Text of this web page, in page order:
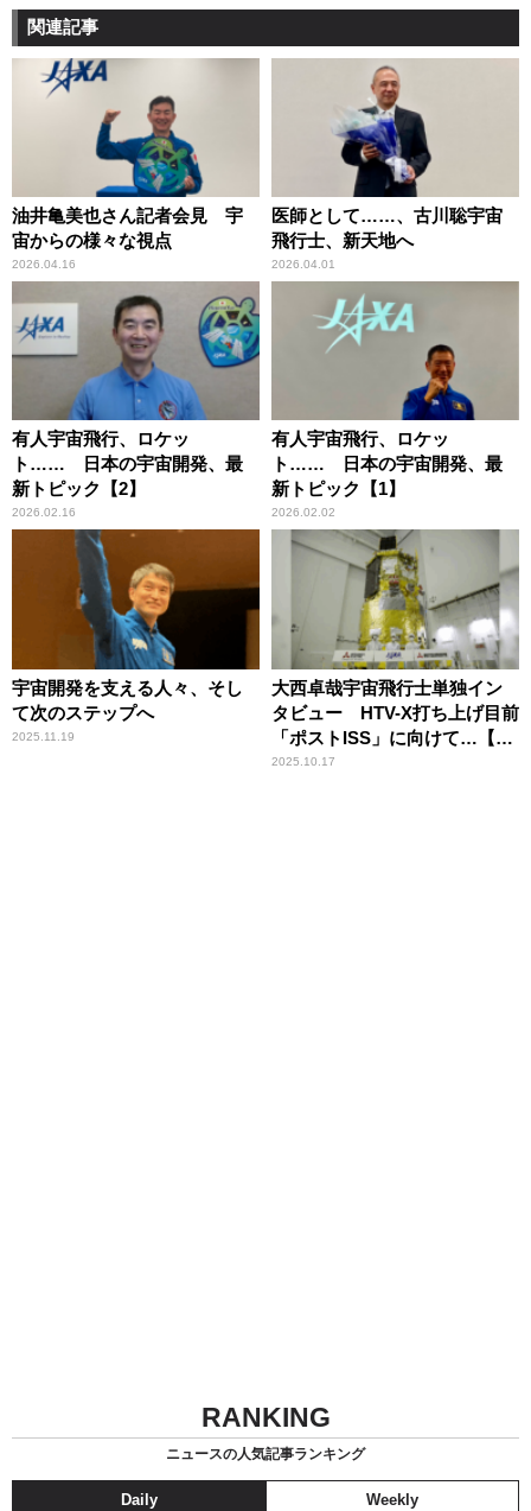
関連記事
油井亀美也さん記者会見 宇
宙からの様々な視点
2026.04.16
医師として……、古川聡宇宙
飛行士、新天地へ
2026.04.01
有人宇宙飛行、ロケッ
ト…… 日本の宇宙開発、最
新トピック【2】
2026.02.16
有人宇宙飛行、ロケッ
ト…… 日本の宇宙開発、最
新トピック【1】
2026.02.02
宇宙開発を支える人々、そし
て次のステップへ
2025.11.19
大西卓哉宇宙飛行士単独イン
タビュー HTV-X打ち上げ目前
「ポストISS」に向けて…【後
編】
2025.10.17
RANKING
ニュースの人気記事ランキング
Daily Weekly